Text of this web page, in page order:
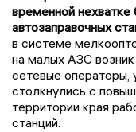
временной
автозаправочных
в системе
на малых АЗС
сетевые операторы,
столкнулись с
территории края
станций.